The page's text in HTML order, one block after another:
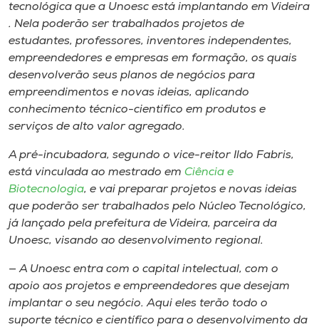
Selecione
o idioma
tecnológica que a Unoesc está implantando em Videira​
. Nela poderão ser trabalhados projetos de
estudantes, professores, inventores independentes,
empreendedores e empresas​​ em formação, os quais ​
desenvolverão seus planos de negócios para
empreendimentos e novas ideias, aplicando
conhecimento técnico​-​cientifico em produtos e
serviços de alto valor agregado.
A pré-incubadora, segundo o vice-reitor Ildo Fabris​,​
está vinculada ao mestrado em Ciência e
Biotecnologia, e vai preparar projetos e novas ideias
que ​poderão ser trabalhados pelo ​N​úcleo Tecnológico, ​
já lançado pela prefeitura de Videira,​ parceira da ​
Unoesc, ​​visando ​a​o desenvolvimento regional.
— A Unoesc entra com ​o capital intelectual, com ​o
apoio aos ​projetos e empreendedores que desejam
implantar o seu neg​ó​cio. Aqui eles terão todo o
suporte técnico e cient​ífico para o desenvolvimento da